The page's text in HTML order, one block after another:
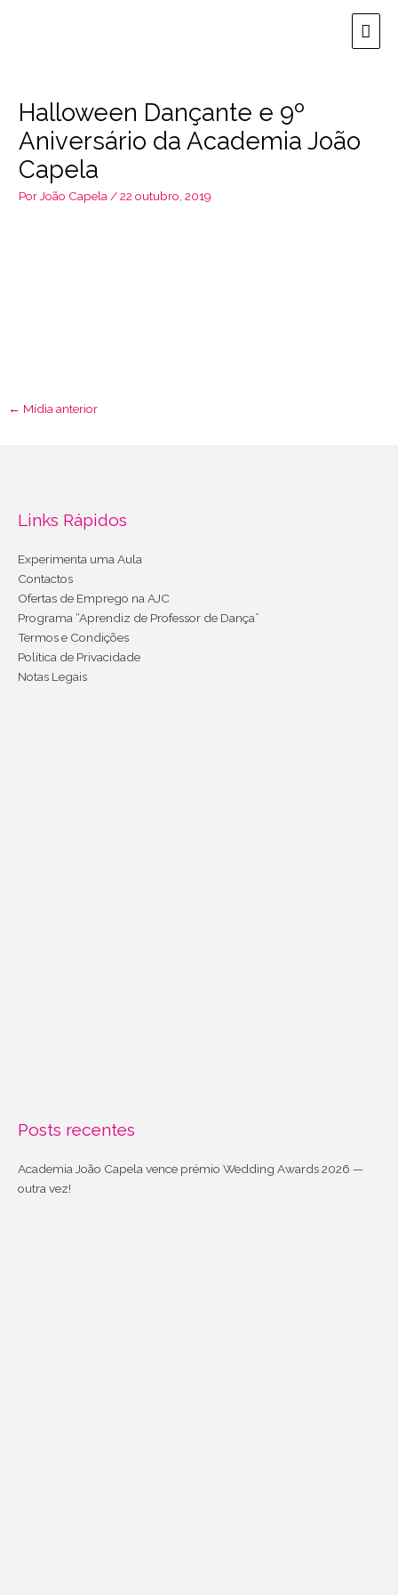
Halloween Dançante e 9º
Aniversário da Academia João
Capela
PorJoão Capela/22 outubro, 2019
← Mídia anterior
Links Rápidos
Experimenta uma Aula
Contactos
Ofertas de Emprego na AJC
Programa “Aprendiz de Professor de Dança”
Termos e Condições
Política de Privacidade
Notas Legais
Posts recentes
Academia João Capela vence prémio Wedding Awards 2026 —
outra vez!